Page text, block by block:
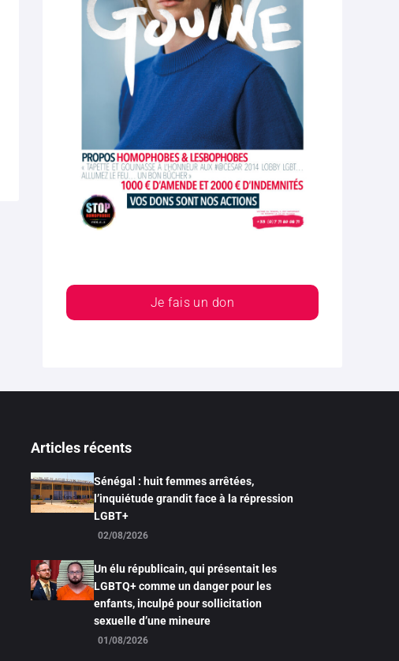
Je fais un don
Articles récents
Sénégal : huit femmes arrêtées,
l’inquiétude grandit face à la répression
LGBT+
02/08/2026
Un élu républicain, qui présentait les
LGBTQ+ comme un danger pour les
enfants, inculpé pour sollicitation
sexuelle d’une mineure
01/08/2026